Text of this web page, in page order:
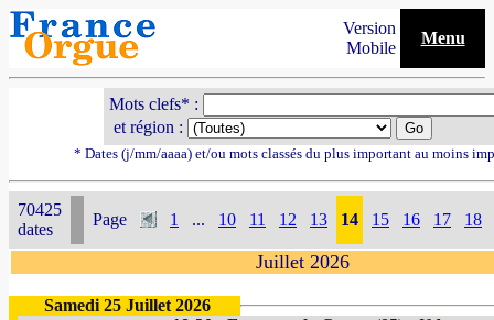
Version
Mobile
Menu
Mots clefs* :
et région :
* Dates (j/mm/aaaa) et/ou mots classés du plus important au moins
70425
dates
Page 1 ... 10 11 12 13 14 15 16 17 18
Juillet 2026
Samedi 25 Juillet 2026